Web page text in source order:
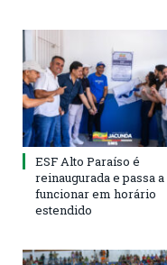
ESF Alto Paraíso é
reinaugurada e passa a
funcionar em horário
estendido